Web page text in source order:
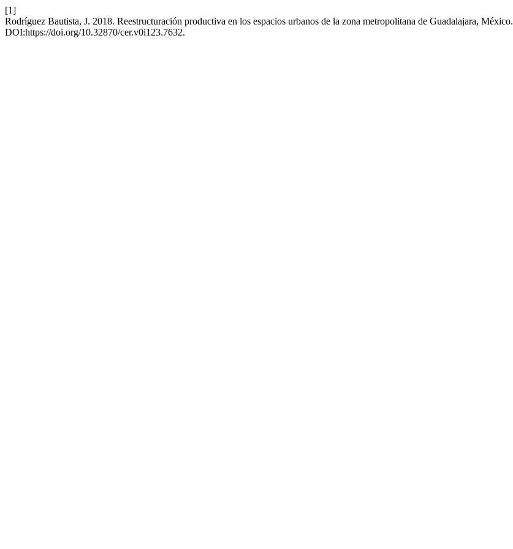
[1]
Rodríguez Bautista, J. 2018. Reestructuración productiva en los espacios urbanos de la zona metropolitana de Guadalajara, México.
DOI:https://doi.org/10.32870/cer.v0i123.7632.